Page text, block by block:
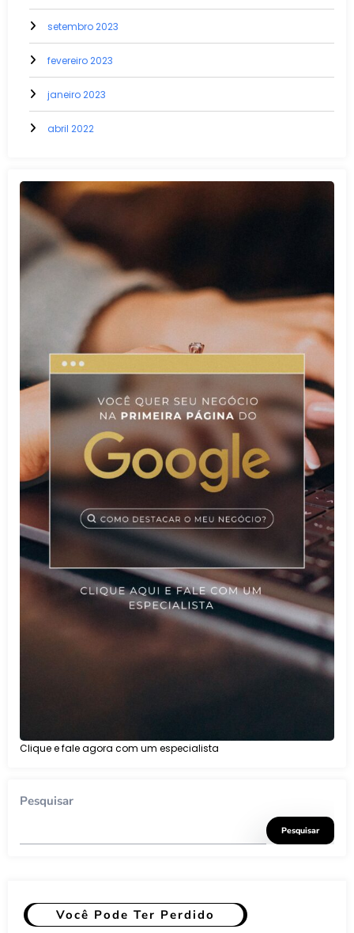
setembro 2023
fevereiro 2023
janeiro 2023
abril 2022
Clique e fale agora com um especialista
Pesquisar
Pesquisar
Você Pode Ter Perdido